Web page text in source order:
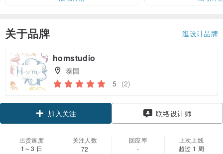
关于品牌 逛设计品牌
homstudio
泰国
5 (2)
加入关注 联络设计师
出货速度
1～3 日
关注人数
72
回应率
-
上次上线
超过 1 周